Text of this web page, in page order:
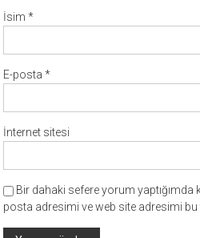
İsim*
E-posta*
İnternet sitesi
Bir dahaki sefere yorum yaptığımda
posta adresimi ve web site adresimi bu